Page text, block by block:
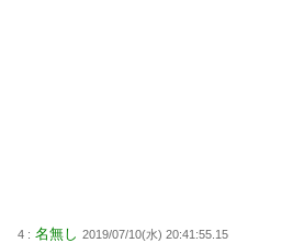
4 : 名無し 2019/07/10(水) 20:41:55.15